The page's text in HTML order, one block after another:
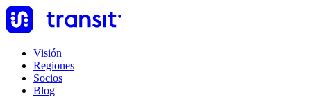
Visión
Regiones
Socios
Blog